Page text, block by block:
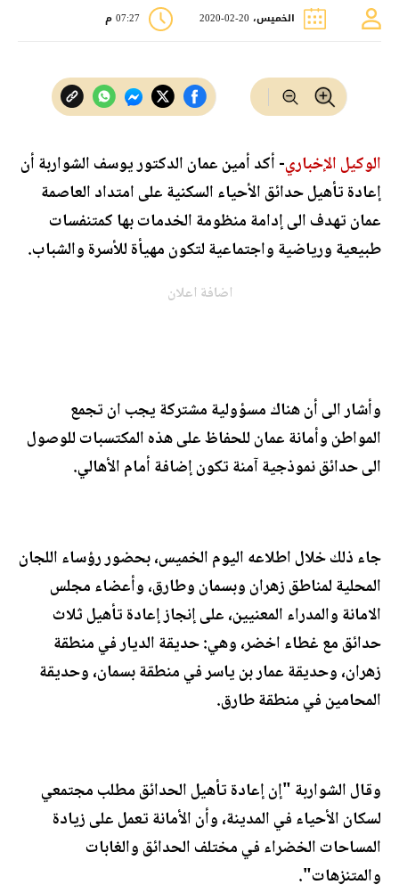
الخميس، 20-02-2020 07:27 م
الوكيل الإخباري- أكد أمين عمان الدكتور يوسف الشواربة أن
إعادة تأهيل حدائق الأحياء السكنية على امتداد العاصمة
عمان تهدف الى إدامة منظومة الخدمات بها كمتنفسات
طبيعية ورياضية واجتماعية لتكون مهيأة للأسرة والشباب.
اضافة اعلان
وأشار الى أن هناك مسؤولية مشتركة يجب ان تجمع
المواطن وأمانة عمان للحفاظ على هذه المكتسبات للوصول
الى حدائق نموذجية آمنة تكون إضافة أمام الأهالي.
جاء ذلك خلال اطلاعه اليوم الخميس، بحضور رؤساء اللجان
المحلية لمناطق زهران وبسمان وطارق، وأعضاء مجلس
الامانة والمدراء المعنيين، على إنجاز إعادة تأهيل ثلاث
حدائق مع غطاء اخضر، وهي: حديقة الديار في منطقة
زهران، وحديقة عمار بن ياسر في منطقة بسمان، وحديقة
المحامين في منطقة طارق.
وقال الشواربة "إن إعادة تأهيل الحدائق مطلب مجتمعي
لسكان الأحياء في المدينة، وأن الأمانة تعمل على زيادة
المساحات الخضراء في مختلف الحدائق والغابات
والمتنزهات".